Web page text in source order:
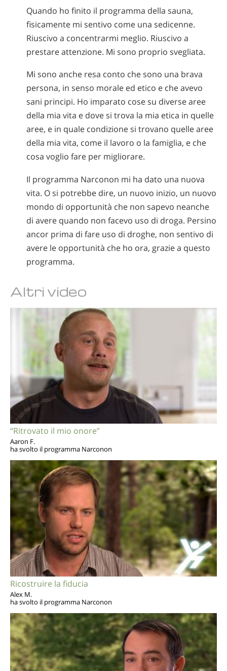
Quando ho finito il programma della sauna,
fisicamente mi sentivo come una sedicenne.
Riuscivo a concentrarmi meglio. Riuscivo a
prestare attenzione. Mi sono proprio svegliata.
Mi sono anche resa conto che sono una brava
persona, in senso morale ed etico e che avevo
sani principi. Ho imparato cose su diverse aree
della mia vita e dove si trova la mia etica in quelle
aree, e in quale condizione si trovano quelle aree
della mia vita, come il lavoro o la famiglia, e che
cosa voglio fare per migliorare.
Il programma Narconon mi ha dato una nuova
vita. O si potrebbe dire, un nuovo inizio, un nuovo
mondo di opportunità che non sapevo neanche
di avere quando non facevo uso di droga. Persino
ancor prima di fare uso di droghe, non sentivo di
avere le opportunità che ho ora, grazie a questo
programma.
Altri video
“Ritrovato il mio onore”
Aaron F.
ha svolto il programma Narconon
Ricostruire la fiducia
Alex M.
ha svolto il programma Narconon